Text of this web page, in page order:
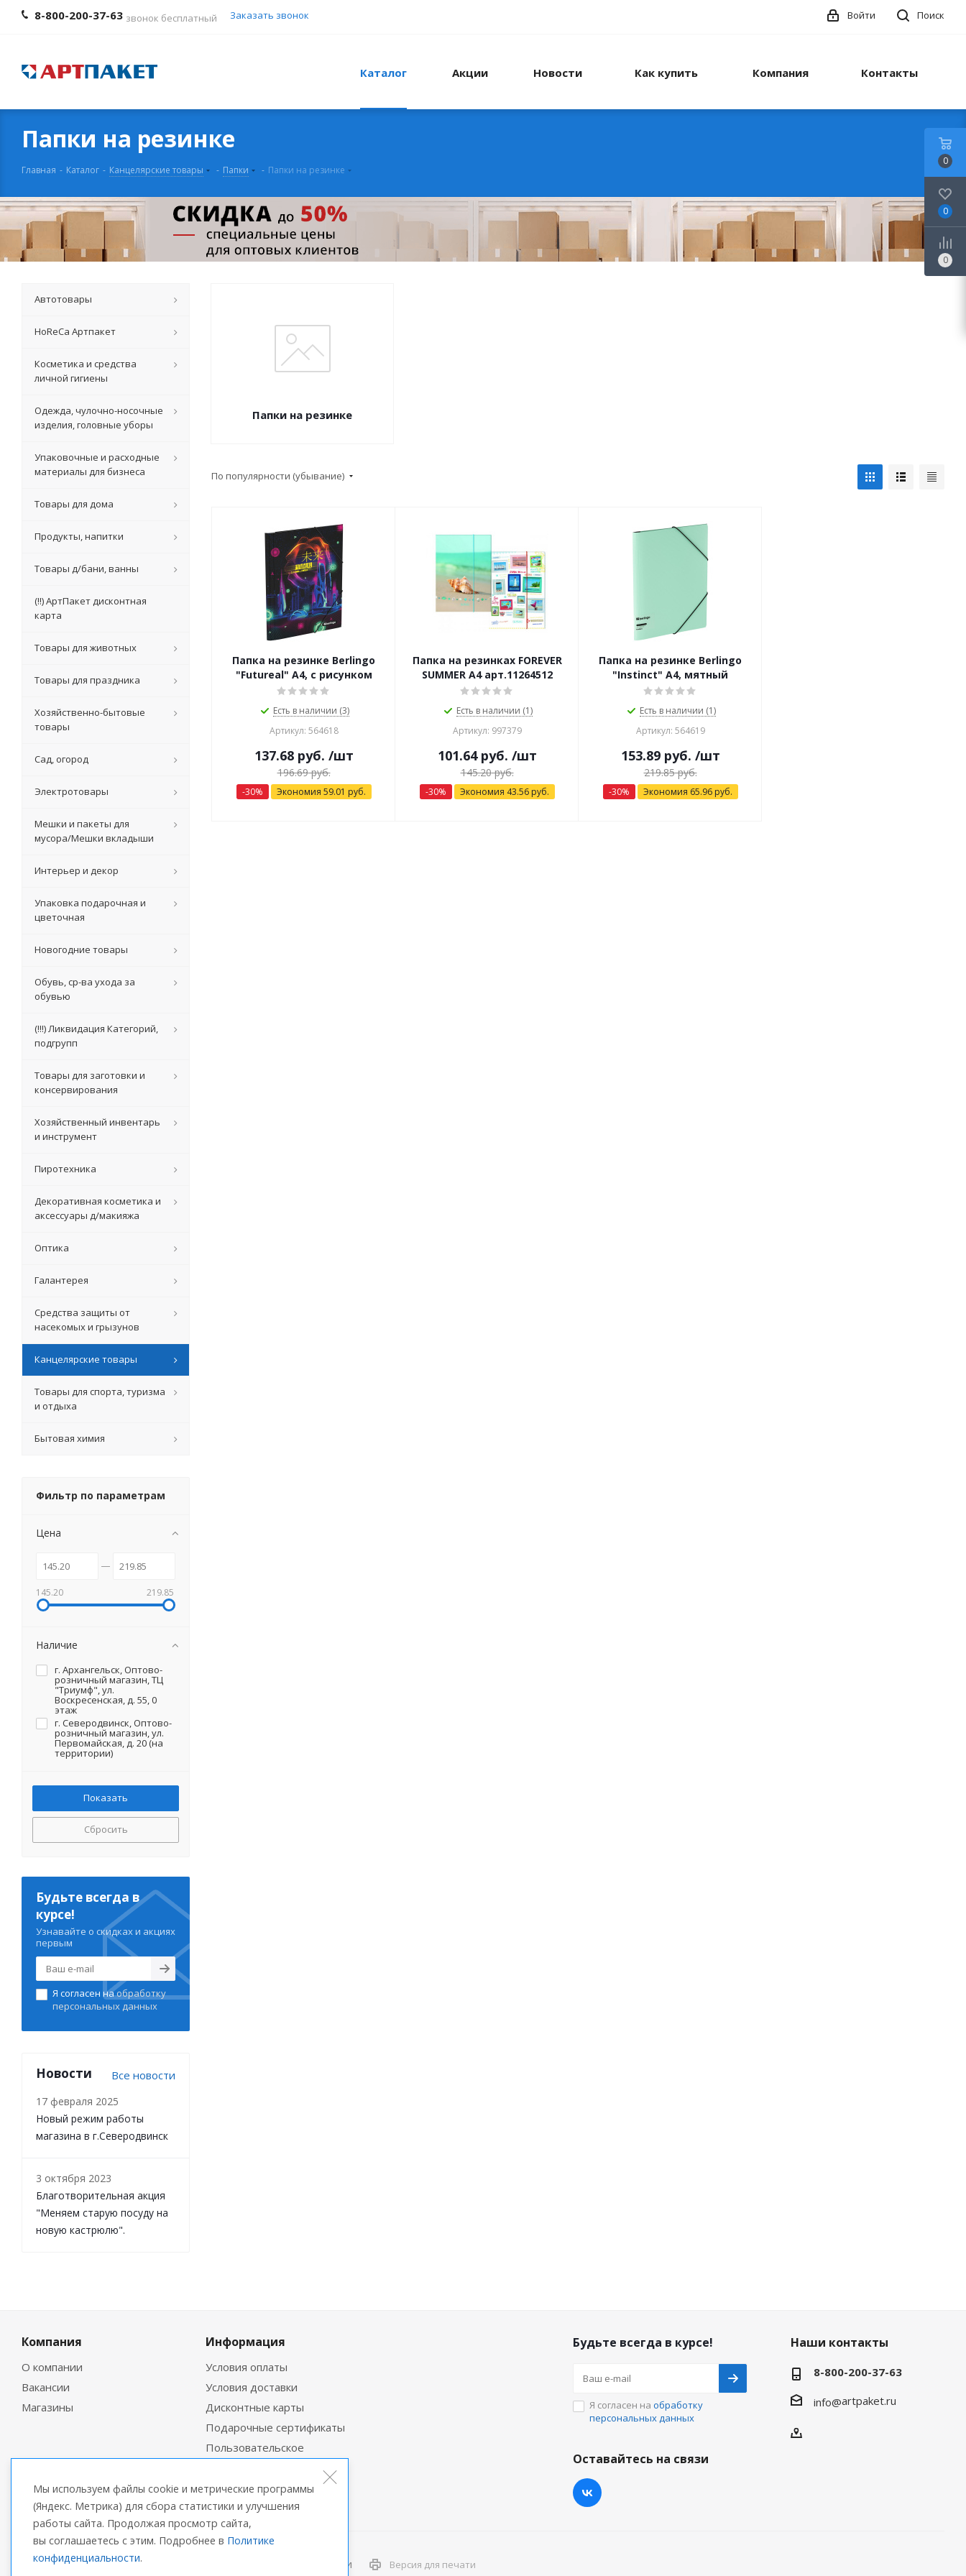
8-800-200-37-63 звонок бесплатный Заказать звонок Поиск
Войти
Каталог Акции Новости Как купить Компания Контакты
Папки на резинке
Главная - Каталог - Канцелярские товары - Папки - Папки на резинке
Папки на резинке
По популярности (убывание)
Папка на резинке Berlingo
"Futureal" А4, с рисунком
Есть в наличии (3)
Артикул: 564618
137.68руб. /шт
196.69руб.
-30% Экономия 59.01 руб.
Папка на резинках FOREVER
SUMMER А4 арт.11264512
Есть в наличии (1)
Артикул: 997379
101.64руб. /шт
145.20руб.
-30% Экономия 43.56руб.
Папка на резинке Berlingo
"Instinct" А4, мятный
Есть в наличии (1)
Артикул: 564619
153.89руб. /шт
219.85руб.
-30% Экономия 65.96руб.
Автотовары
HoReCa Артпакет
Косметика и средства
личной гигиены
Одежда, чулочно-носочные
изделия, головные уборы
Упаковочные и расходные
материалы для бизнеса
Товары для дома
Продукты, напитки
Товары д/бани, ванны
(!!) АртПакет дисконтная
карта
Товары для животных
Товары для праздника
Хозяйственно-бытовые
товары
Сад, огород
Электротовары
Мешки и пакеты для
мусора/Мешки вкладыши
Интерьер и декор
Упаковка подарочная и
цветочная
Новогодние товары
Обувь, ср-ва ухода за
обувью
(!!!) Ликвидация Категорий,
подгрупп
Товары для заготовки и
консервирования
Хозяйственный инвентарь
и инструмент
Пиротехника
Декоративная косметика и
аксессуары д/макияжа
Оптика
Галантерея
Средства защиты от
насекомых и грызунов
Канцелярские товары
Товары для спорта, туризма
и отдыха
Бытовая химия
Фильтр по параметрам
Цена
145.20 219.85
Наличие
г. Архангельск, Оптово-
розничный магазин, ТЦ
"Триумф", ул.
Воскресенская, д. 55, 0
этаж
г. Северодвинск, Оптово-
розничный магазин, ул.
Первомайская, д. 20 (на
территории)
Сбросить
Будьте всегда в
курсе!
Узнавайте о скидках и акциях
первым
Я согласен наобработку
персональных данных
Новости Все новости
17 февраля 2025
Новый режим работы
магазина в г.Северодвинск
3 октября 2023
Благотворительная акция
"Меняем старую посуду на
новую кастрюлю".
Компания
О компании
Вакансии
Магазины
Информация
Условия оплаты
Условия доставки
Дисконтные карты
Подарочные сертификаты
Пользовательское
соглашение
Будьте всегда в курсе!
Я согласен на обработку
персональных данных
Оставайтесь на связи
Наши контакты
8-800-200-37-63
info@artpaket.ru
2026 © Артпакет — интернет-магазин упаковочной продукции Версия для печати
Мы используем файлы cookie и метрические программы
(Яндекс. Метрика) для сбора статистики и улучшения
работы сайта. Продолжая просмотр сайта,
вы соглашаетесь с этим. Подробнее в Политике
конфиденциальности.
0
0
0